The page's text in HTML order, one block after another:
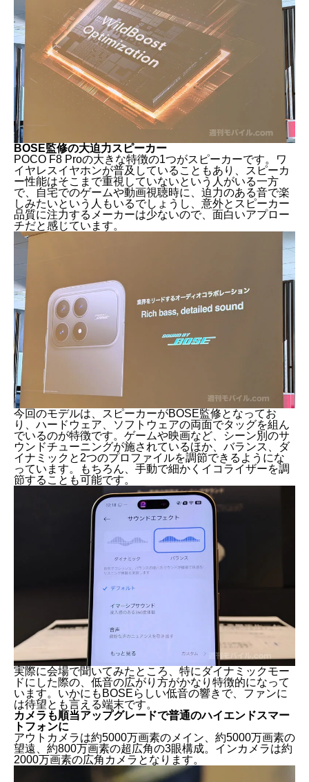
BOSE監修の大迫力スピーカー
POCO F8 Proの大きな特徴の1つがスピーカーです。ワ
イヤレスイヤホンが普及していることもあり、スピーカ
ー性能はそこまで重視していないという人がいる一方
で、自宅でのゲームや動画視聴時に、迫力のある音で楽
しみたいという人もいるでしょうし、意外とスピーカー
品質に注力するメーカーは少ないので、面白いアプロー
チだと感じています。
今回のモデルは、スピーカーがBOSE監修となってお
り、ハードウェア、ソフトウェアの両面でタッグを組ん
でいるのが特徴です。ゲームや映画など、シーン別のサ
ウンドチューニングが施されているほか、バランス、ダ
イナミックと2つのプロファイルを調節できるようにな
っています。もちろん、手動で細かくイコライザーを調
節することも可能です。
実際に会場で聞いてみたところ、特にダイナミックモー
ドにした際の、低音の広がり方がかなり特徴的になって
います。いかにもBOSEらしい低音の響きで、ファンに
は待望とも言える端末です。
カメラも順当アップグレードで普通のハイエンドスマー
トフォンに
アウトカメラは約5000万画素のメイン、約5000万画素の
望遠、約800万画素の超広角の3眼構成。インカメラは約
2000万画素の広角カメラとなります。
脅威の1万5000円引き！早割キャンペーンを見逃す
な！
程よく大きいフラットディスプレイは省電力性が向上
POCO初の一体型加工ガラスボディで3色展開
大容量バッテリーと100W急速充電
前年フラッグシップSoC搭載でeSIMにも対応